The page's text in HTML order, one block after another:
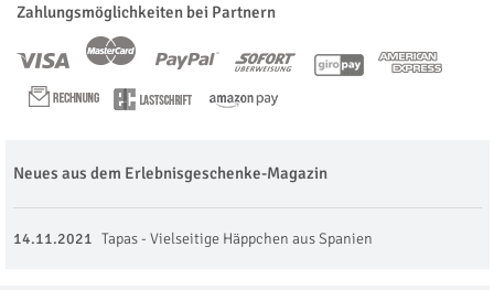
Zahlungsmöglichkeiten bei Partnern
Neues aus dem Erlebnisgeschenke-Magazin
14.11.2021 Tapas - Vielseitige Häppchen aus Spanien